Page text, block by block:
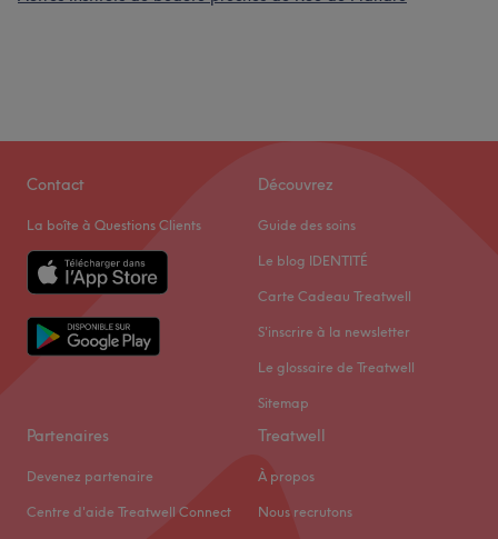
Contact
La boîte à Questions Clients
Découvrez
Guide des soins
Le blog IDENTITÉ
Carte Cadeau Treatwell
S'inscrire à la newsletter
Le glossaire de Treatwell
Sitemap
Partenaires
Devenez partenaire
Centre d'aide Treatwell Connect
Treatwell
À propos
Nous recrutons